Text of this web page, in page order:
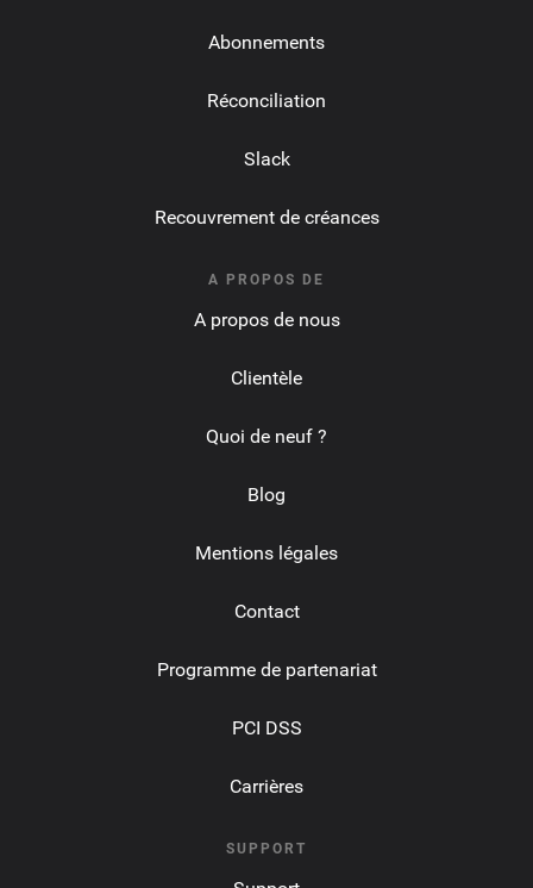
Abonnements
Réconciliation
Slack
Recouvrement de créances
A PROPOS DE
A propos de nous
Clientèle
Quoi de neuf ?
Blog
Mentions légales
Contact
Programme de partenariat
PCI DSS
Carrières
SUPPORT